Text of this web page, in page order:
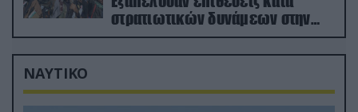
στρατιωτικών δυνάμεων στην
Υεμένη – Πλήγματα & στη
Σαουδική Αραβία!
ΝΑΥΤΙΚΟ